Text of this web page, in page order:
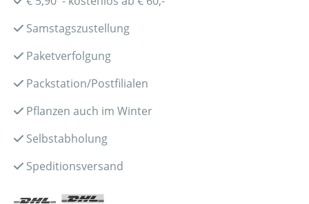
Samstagszustellung
Paketverfolgung
Packstation/Postfilialen
Pflanzen auch im Winter
Selbstabholung
Speditionsversand